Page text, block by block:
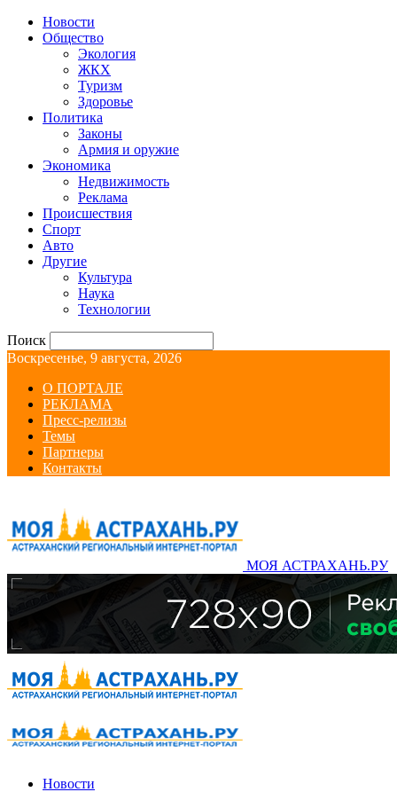
Новости
Общество
Экология
ЖКХ
Туризм
Здоровье
Политика
Законы
Армия и оружие
Экономика
Недвижимость
Реклама
Происшествия
Спорт
Авто
Другие
Культура
Наука
Технологии
Поиск
Воскресенье, 9 августа, 2026
О ПОРТАЛЕ
РЕКЛАМА
Пресс-релизы
Темы
Партнеры
Контакты
МОЯ АСТРАХАНЬ.РУ
Новости